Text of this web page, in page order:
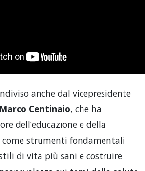
anche dal vicepresidente
Centinaio, che ha
dell’educazione e della
come strumenti fondamentali
di vita più sani e costruire